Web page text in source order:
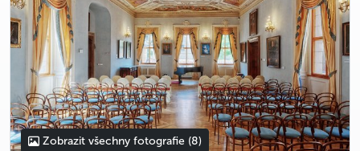
Zobrazit všechny fotografie (8)